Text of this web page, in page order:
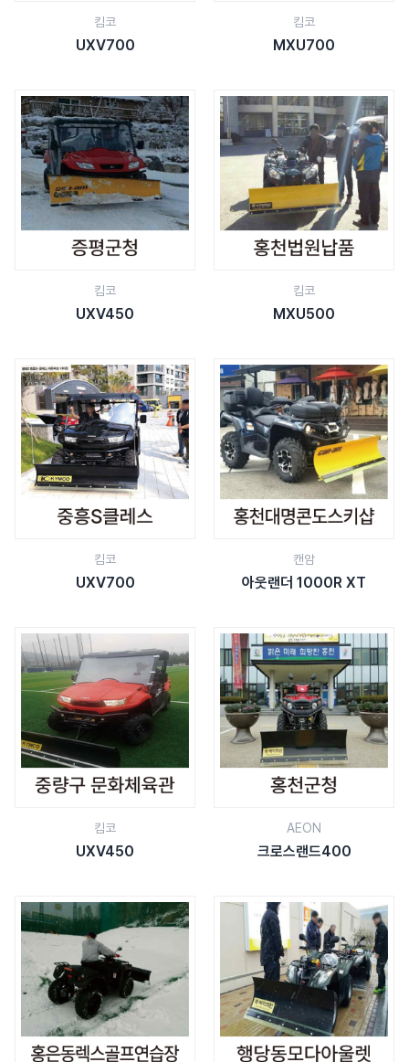
킴코
UXV700
킴코
MXU700
킴코
UXV450
킴코
MXU500
킴코
UXV700
캔암
아웃랜더 1000R XT
킴코
UXV450
AEON
크로스랜드400